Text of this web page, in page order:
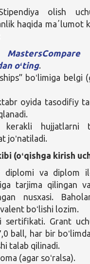
olish
haqida maʼlumot
MastersCompare
oʻting.
boʻlimiga belgi
oyida tasodifiy
kerakli hujjatlarni
joʻnatiladi.
(oʻqishga kirish
diplomi va diplom
tarjima qilingan
nusxasi.
boʻlishi lozim.
sertifikati. Grant
ball, har bir
talab qilinadi.
(agar soʻralsa).